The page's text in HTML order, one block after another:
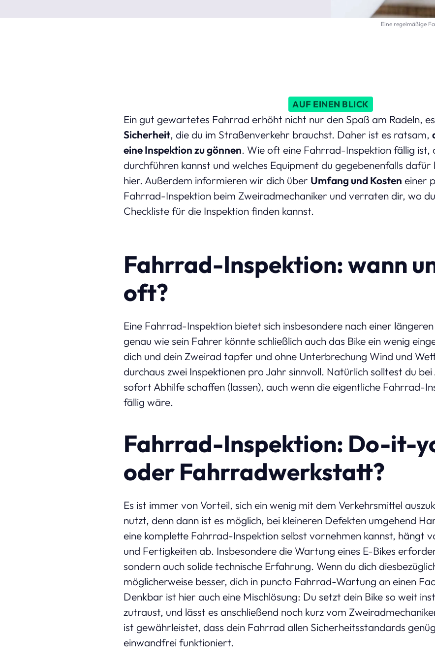
Eine regelmäßige
AUF EINEN BLICK
Ein gut gewartetes Fahrrad erhöht nicht nur den Spaß am Radeln,
Sicherheit, die du im Straßenverkehr brauchst. Daher ist es ratsam,
eine Inspektion zu gönnen. Wie oft eine Fahrrad-Inspektion fällig ist,
durchführen kannst und welches Equipment du gegebenenfalls
hier. Außerdem informieren wir dich über Umfang und Kosten einer
Fahrrad-Inspektion beim Zweiradmechaniker und verraten dir, wo
Checkliste für die Inspektion finden kannst.
Fahrrad-Inspektion: wann
oft?
Eine Fahrrad-Inspektion bietet sich insbesondere nach einer
genau wie sein Fahrer könnte schließlich auch das Bike ein wenig
dich und dein Zweirad tapfer und ohne Unterbrechung Wind und
durchaus zwei Inspektionen pro Jahr sinnvoll. Natürlich solltest du
sofort Abhilfe schaffen (lassen), auch wenn die eigentliche Fahrrad-
fällig wäre.
Fahrrad-Inspektion: Do-it-
oder Fahrradwerkstatt?
Es ist immer von Vorteil, sich ein wenig mit dem Verkehrsmittel
nutzt, denn dann ist es möglich, bei kleineren Defekten umgehend
eine komplette Fahrrad-Inspektion selbst vornehmen kannst, hängt
und Fertigkeiten ab. Insbesondere die Wartung eines E-Bikes
sondern auch solide technische Erfahrung. Wenn du dich
möglicherweise besser, dich in puncto Fahrrad-Wartung an einen
Denkbar ist hier auch eine Mischlösung: Du setzt dein Bike so weit
zutraust, und lässt es anschließend noch kurz vom
ist gewährleistet, dass dein Fahrrad allen Sicherheitsstandards
einwandfrei funktioniert.